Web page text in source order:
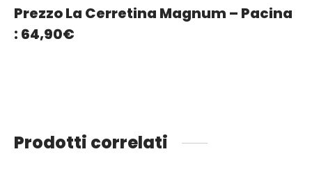
Prezzo La Cerretina Magnum – Pacina
: 64,90€
Prodotti correlati